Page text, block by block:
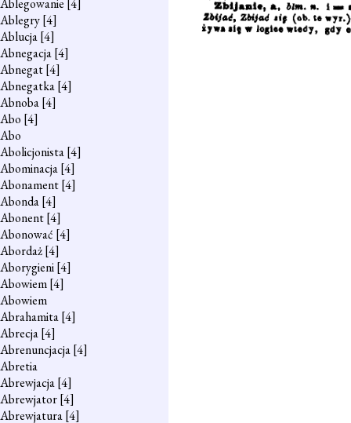
Ablegowanie [4]
Ablegry[4]
Ablucja[4]
Abnegacja[4]
Abnegat[4]
Abnegatka[4]
Abnoba[4]
Abo [4]
Abo
Abolicjonista[4]
Abominacja[4]
Abonament[4]
Abonda[4]
Abonent[4]
Abonować [4]
Abordaż[4]
Aborygieni[4]
Abowiem[4]
Abowiem
Abrahamita[4]
Abrecja[4]
Abrenuncjacja[4]
Abretia
Abrewjacja[4]
Abrewjator[4]
Abrewjatura[4]